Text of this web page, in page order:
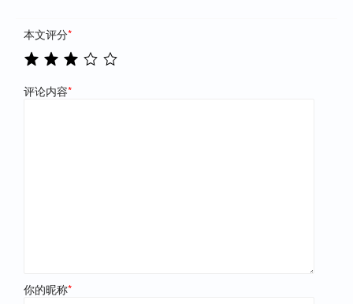
本文评分*
评论内容*
你的昵称*